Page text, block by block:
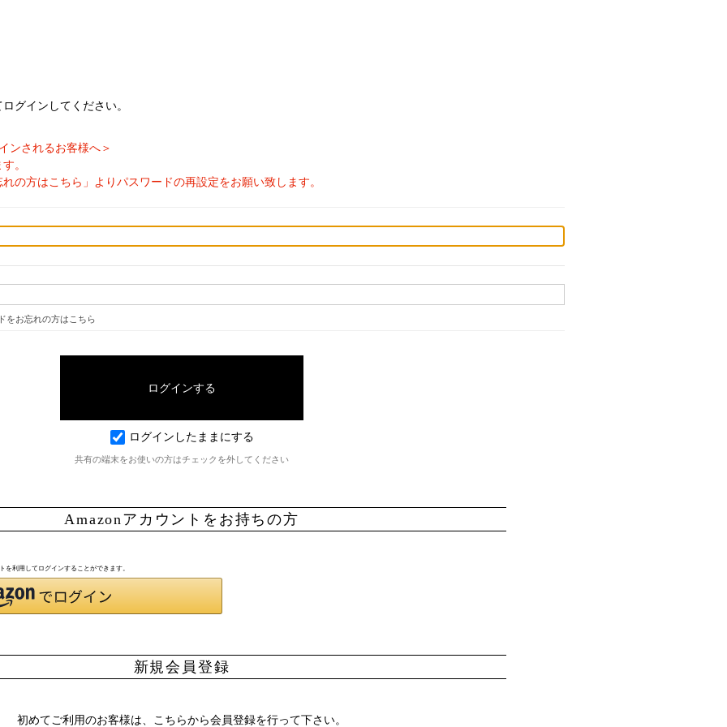
グインしてください。
ンされるお客様へ＞
。
の方はこちら」よりパスワードの再設定をお願い致します。
をお忘れの方はこちら
ログインしたままにする
共有の端末をお使いの方はチェックを外してください
Amazonアカウントをお持ちの方
を利用してログインすることができます。
新規会員登録
初めてご利用のお客様は、こちらから会員登録を行って下さい。